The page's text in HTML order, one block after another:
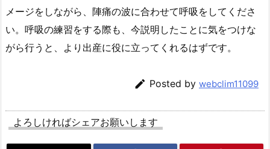
メージをしながら、陣痛の波に合わせて呼吸をしてくださ
い。呼吸の練習をする際も、今説明したことに気をつけな
がら行うと、より出産に役に立ってくれるはずです。
 Posted by webclim11099
よろしければシェアお願いします